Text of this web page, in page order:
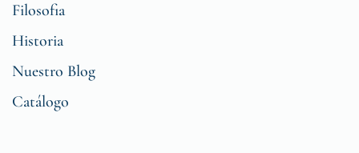
Filosofia
Historia
Nuestro Blog
Catálogo